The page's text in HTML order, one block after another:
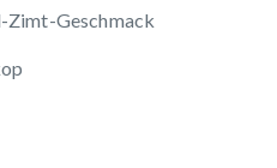
Zimt-Geschmack